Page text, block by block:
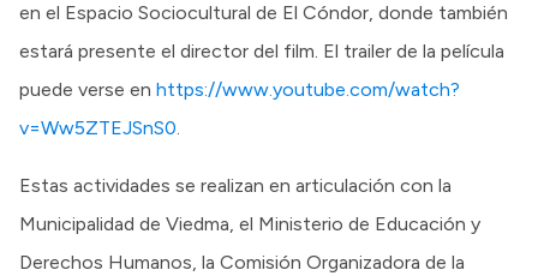
en el Espacio Sociocultural de El Cóndor, donde también
estará presente el director del film. El trailer de la película
puede verse en https://www.youtube.com/watch?
v=Ww5ZTEJSnS0.
Estas actividades se realizan en articulación con la
Municipalidad de Viedma, el Ministerio de Educación y
Derechos Humanos, la Comisión Organizadora de la